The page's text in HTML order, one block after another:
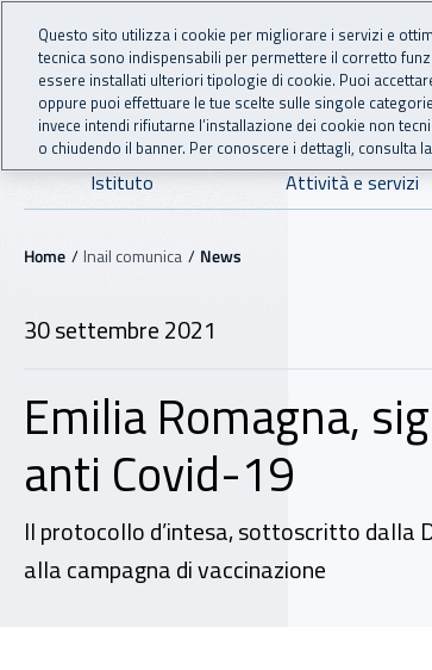
Vai al menu principale
Vai al contenuto principale
INAIL - Istituto
Navigazione principale
Istituto Attività e servizi
Navigazione - Ti trovi in:
Home Inail comunica News
30 settembre 2021
Emilia Romagna,
anti Covid-19
Il protocollo d’intesa, sottoscritto dalla
alla campagna di vaccinazione
Questo sito utilizza i cookie per migliorare i servizi e
tecnica sono indispensabili per permettere il corretto
essere installati ulteriori tipologie di cookie. Puoi
oppure puoi effettuare le tue scelte sulle singole
invece intendi rifiutarne l’installazione dei cookie non
o chiudendo il banner. Per conoscere i dettagli, consulta